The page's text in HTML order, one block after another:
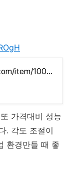
https://www.aliexpress.com/item/1005002477283550.html?aff_fcid=1155cfe3bda444d694ea6e870d0791d3-1689300617211-06391-_DdAROgH&tt=CPS_NORMAL&aff_fsk=_DdAROgH&aff_platform=portals-tool&sk=_DdAROgH&aff_trace_key=1155cfe3bda444d694ea6e870d0791d3-1689300617211-06391-_DdAROgH&terminal_id=6e19f0b0dad64d648db9709ce168193f&afSmartRedirect=y
가격대비 성능
. 각도 조절이
환경만들 때 좋